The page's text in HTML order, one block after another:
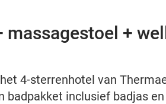
+
4-sterrenhotel van
badpakket inclusief badjas